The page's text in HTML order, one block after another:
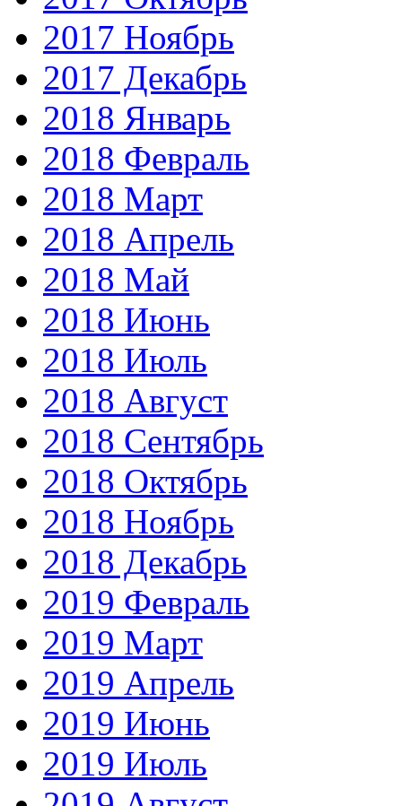
2017 Ноябрь
2017 Декабрь
2018 Январь
2018 Февраль
2018 Март
2018 Апрель
2018 Май
2018 Июнь
2018 Июль
2018 Август
2018 Сентябрь
2018 Октябрь
2018 Ноябрь
2018 Декабрь
2019 Февраль
2019 Март
2019 Апрель
2019 Июнь
2019 Июль